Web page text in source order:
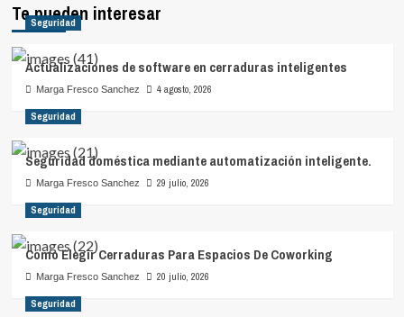
Te pueden interesar
Seguridad
Actualizaciones de software en cerraduras inteligentes
Marga Fresco Sanchez 4 agosto, 2026
Seguridad
Seguridad doméstica mediante automatización inteligente.
Marga Fresco Sanchez 29 julio, 2026
Seguridad
Cómo Elegir Cerraduras Para Espacios De Coworking
Marga Fresco Sanchez 20 julio, 2026
Seguridad